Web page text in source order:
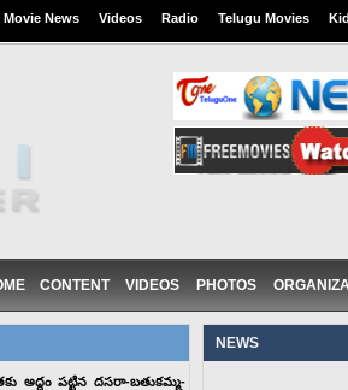
Movie News Videos Radio Telugu Movies
CONTENT VIDEOS PHOTOS
పట్టిన దసరా-బతుకమ్మ-
NEWS